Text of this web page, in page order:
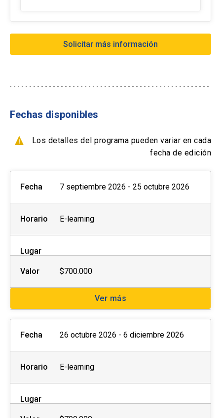
Psicóloga de la Salud, Pontificia Universidad
- Con ficha de inscripción y Orden de compra
Solicitar más información
Fechas disponibles
Los detalles del programa pueden variar en cada
fecha de edición
Fecha 7 septiembre 2026 - 25 octubre 2026
Horario E-learning
Lugar
Valor $700.000
Ver más
Fecha 26 octubre 2026 - 6 diciembre 2026
Horario E-learning
Lugar